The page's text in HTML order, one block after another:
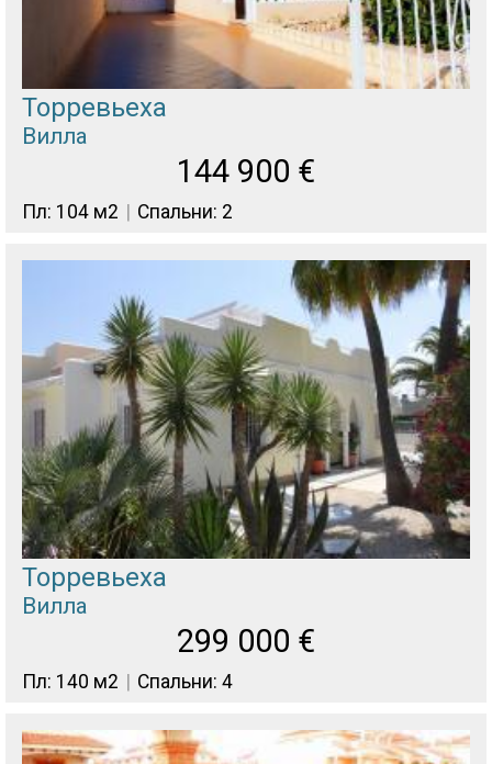
Торревьеха
Вилла
144 900 €
Пл: 104 м2 Спальни: 2
Торревьеха
Вилла
299 000 €
Пл: 140 м2 Спальни: 4